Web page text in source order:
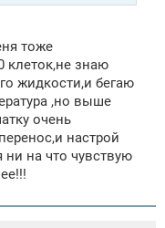
тоже
клеток,не знаю
жидкости,и бегаю
,но выше
очень
настрой
ни на что чувствую